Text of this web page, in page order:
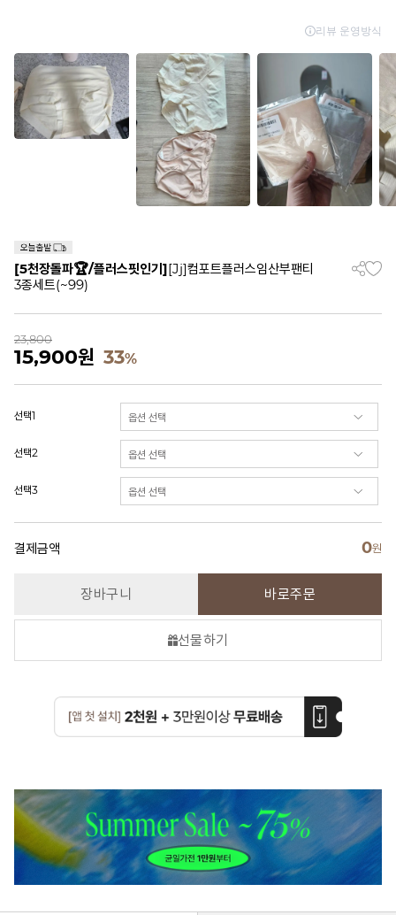
[5천장돌파🏆/플러스핏인기][Jj]컴포트플러스임산부팬티
3종세트(~99)
23,800
15,900원 33%
선택1
선택2
선택3
결제금액 0원
장바구니 바로주문
선물하기